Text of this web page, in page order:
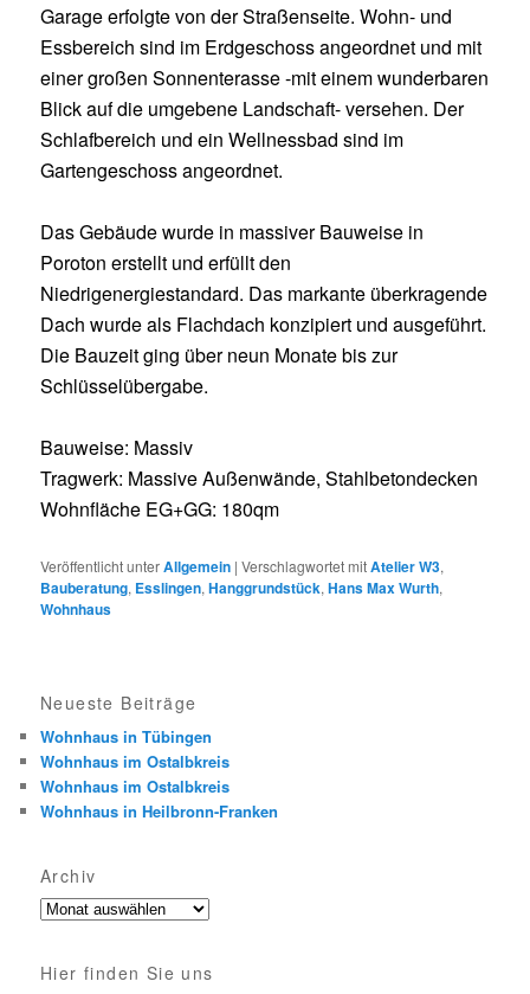
Garage erfolgte von der Straßenseite. Wohn- und
Essbereich sind im Erdgeschoss angeordnet und mit
einer großen Sonnenterasse -mit einem wunderbaren
Blick auf die umgebene Landschaft- versehen. Der
Schlafbereich und ein Wellnessbad sind im
Gartengeschoss angeordnet.
Das Gebäude wurde in massiver Bauweise in
Poroton erstellt und erfüllt den
Niedrigenergiestandard. Das markante überkragende
Dach wurde als Flachdach konzipiert und ausgeführt.
Die Bauzeit ging über neun Monate bis zur
Schlüsselübergabe.
Bauweise: Massiv
Tragwerk: Massive Außenwände, Stahlbetondecken
Wohnfläche EG+GG: 180qm
Veröffentlicht unterAllgemein |Verschlagwortet mitAtelier W3,
Bauberatung, Esslingen,Hanggrundstück,Hans Max Wurth,
Wohnhaus
Neueste Beiträge
Wohnhaus in Tübingen
Wohnhaus im Ostalbkreis
Wohnhaus im Ostalbkreis
Wohnhaus in Heilbronn-Franken
Archiv
Archiv
Hier finden Sie uns